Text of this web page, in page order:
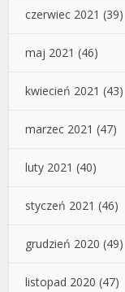
czerwiec 2021 (39)
maj 2021 (46)
kwiecień 2021 (43)
marzec 2021 (47)
luty 2021 (40)
styczeń 2021 (46)
grudzień 2020 (49)
listopad 2020 (47)